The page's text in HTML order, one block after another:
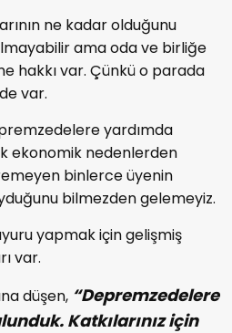
ne kadar olduğunu
ama oda ve birliğe
hakkı var. Çünkü o parada
var.
yardımda
ekonomik nedenlerden
binlerce üyenin
bilmezden gelemeyiz.
yapmak için gelişmiş
var.
düşen, “Depremzedelere
Katkılarınız için